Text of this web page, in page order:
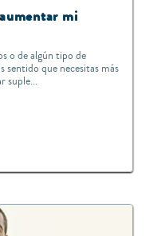
mi
o de algún tipo de
sentido que necesitas más
suple...